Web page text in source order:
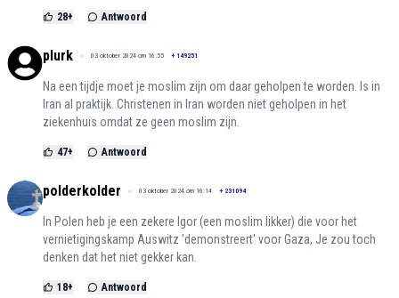
28+ Antwoord
plurk 03 oktober 2024 om 16:55 + 149251
Na een tijdje moet je moslim zijn om daar geholpen te worden. Is in
Iran al praktijk. Christenen in Iran worden niet geholpen in het
ziekenhuis omdat ze geen moslim zijn.
47+ Antwoord
polderkolder 03 oktober 2024 om 16:14 + 231094
In Polen heb je een zekere Igor (een moslim likker) die voor het
vernietigingskamp Auswitz 'demonstreert' voor Gaza, Je zou toch
denken dat het niet gekker kan.
18+ Antwoord